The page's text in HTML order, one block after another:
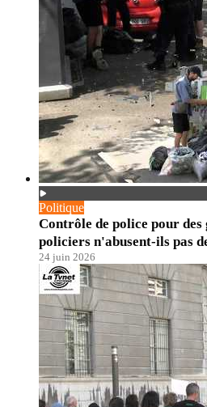
Politique
Contrôle de police pour des
policiers n'abusent-ils pas
24 juin 2026